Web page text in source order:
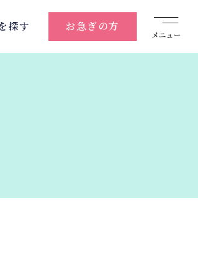
メニュー
探す お急ぎの方